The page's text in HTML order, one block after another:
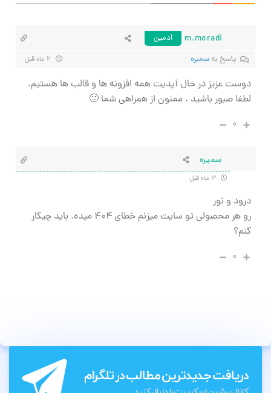
m.moradi
ادمین
پاسخ بهسمیره
دوست عزیز در حال آپدیت همه افزونه ها و قالب ها هستیم.
لطفا صبور باشید . ممنون از همراهی شما 🙂
۰
سمیره
درود و نور
رو هر محصولی تو سایت میزنم خطای ۴۰۴ میده. باید چیکار
کنم؟
۰